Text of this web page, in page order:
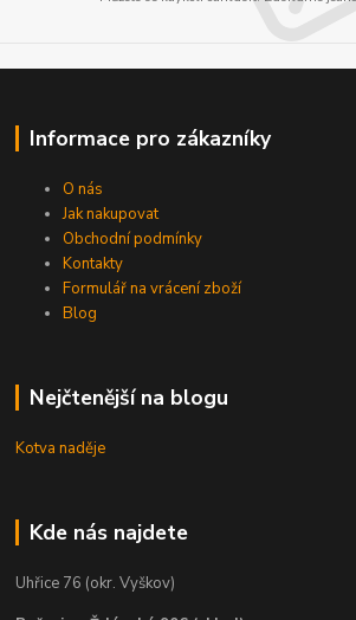
Informace pro zákazníky
O nás
Jak nakupovat
Obchodní podmínky
Kontakty
Formulář na vrácení zboží
Blog
Nejčtenější na blogu
Kotva naděje
Kde nás najdete
Uhřice 76 (okr. Vyškov)